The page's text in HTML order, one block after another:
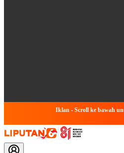
Iklan - Scroll ke bawah